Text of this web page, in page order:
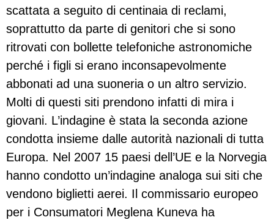
scattata a seguito di centinaia di reclami,
soprattutto da parte di genitori che si sono
ritrovati con bollette telefoniche astronomiche
perché i figli si erano inconsapevolmente
abbonati ad una suoneria o un altro servizio.
Molti di questi siti prendono infatti di mira i
giovani. L’indagine è stata la seconda azione
condotta insieme dalle autorità nazionali di tutta
Europa. Nel 2007 15 paesi dell’UE e la Norvegia
hanno condotto un’indagine analoga sui siti che
vendono biglietti aerei. Il commissario europeo
per i Consumatori Meglena Kuneva ha